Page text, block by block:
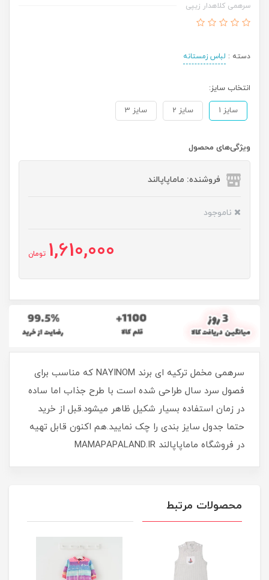
سرهمی کلاهدار زیپی
دسته : لباس زمستانه
انتخاب سایز:
سایز 1 سایز 2 سایز 3
ویژگی‌های محصول
فروشنده: ماماپاپالند
ناموجود
1,610,000 تومان
سرهمی مخمل ترکیه ای برند NAYINOM که مناسب برای
فصول سرد سال طراحی شده است با طرح جذاب اما ساده
در زمان استفاده بسیار شکیل ظاهر میشود.قبل از خرید
حتما جدول سایز بندی را چک نمایید.هم اکنون قابل تهیه
در فروشگاه ماماپاپالند MAMAPAPALAND.IR
محصولات مرتبط